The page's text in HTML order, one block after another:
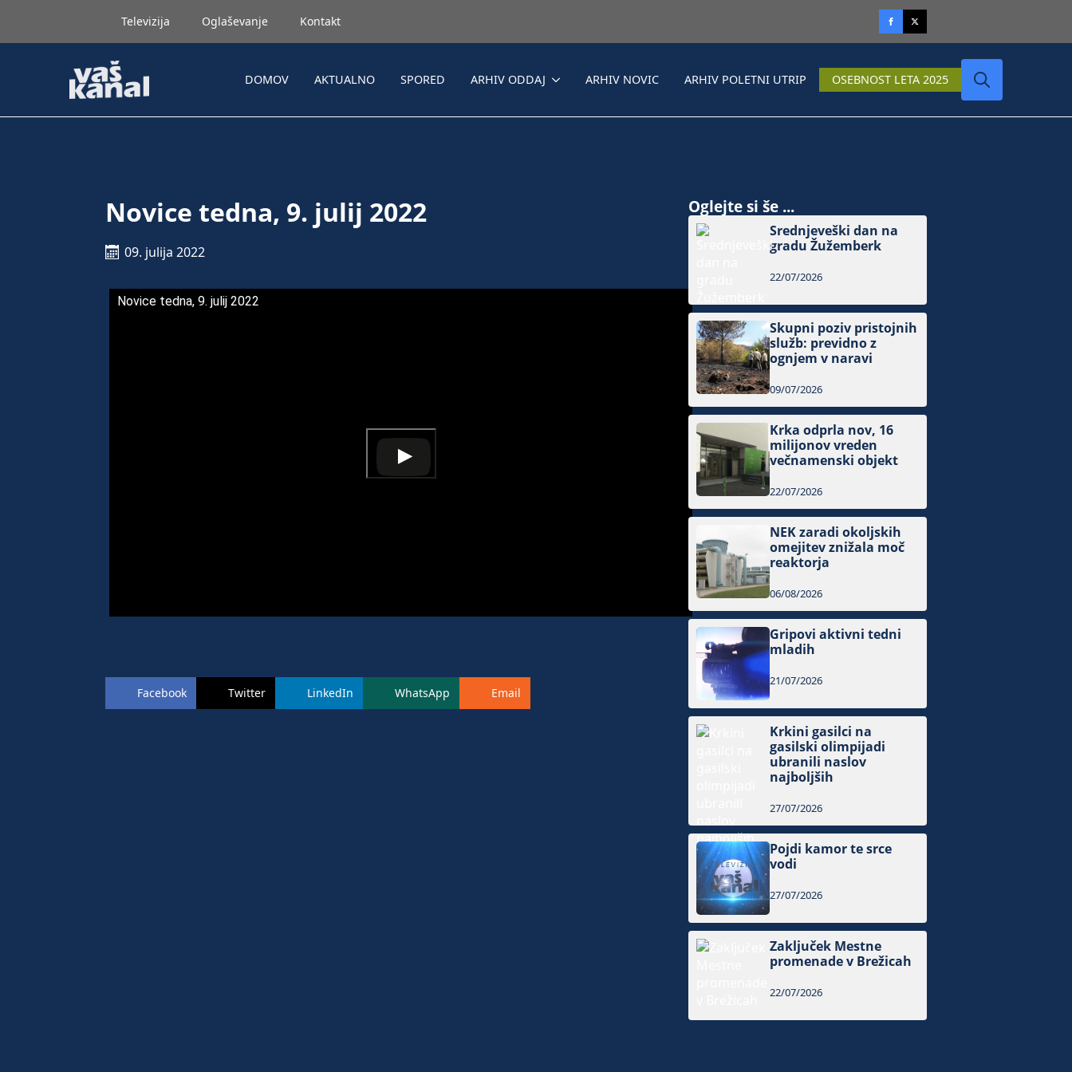
Televizija Oglaševanje Kontakt
DOMOV AKTUALNO SPORED ARHIV ODDAJ ARHIV NOVIC ARHIV POLETNI UTRIP OSEBNOST LETA 2025
Novice tedna, 9. julij 2022
09. julija 2022
Novice tedna, 9. julij 2022
Facebook Twitter LinkedIn WhatsApp Email
Oglejte si še ...
Srednjeveški dan na
gradu Žužemberk
22/07/2026
Skupni poziv pristojnih
služb: previdno z
ognjem v naravi
09/07/2026
Krka odprla nov, 16
milijonov vreden
večnamenski objekt
22/07/2026
NEK zaradi okoljskih
omejitev znižala moč
reaktorja
06/08/2026
Gripovi aktivni tedni
mladih
21/07/2026
Krkini gasilci na
gasilski olimpijadi
ubranili naslov
najboljših
27/07/2026
Pojdi kamor te srce
vodi
27/07/2026
Zaključek Mestne
promenade v Brežicah
22/07/2026